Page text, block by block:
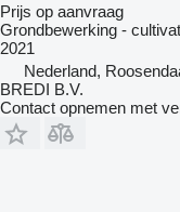
Prijs op aanvraag
Grondbewerking -
2021
Nederland,
BREDI B.V.
Contact opnemen met